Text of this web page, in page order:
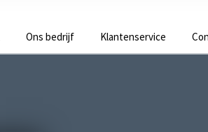
Ons bedrijf Klantenservice